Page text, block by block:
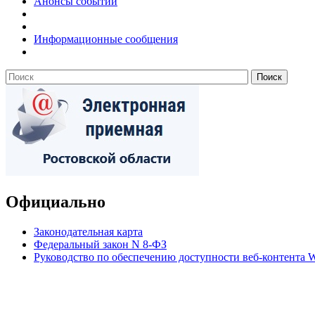
Информационные сообщения
Официально
Законодательная карта
Федеральный закон N 8-ФЗ
Руководство по обеспечению доступности веб-контента